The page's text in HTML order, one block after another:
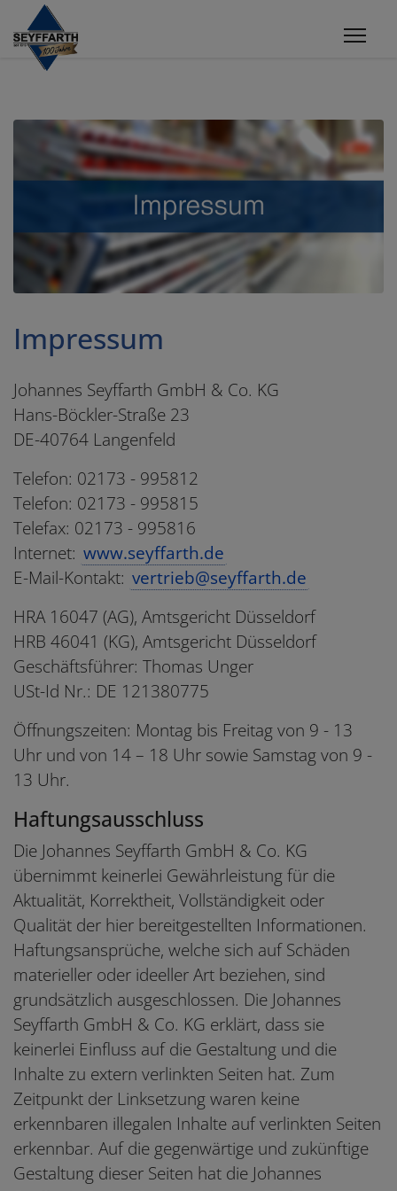
Impressum
Johannes Seyffarth GmbH & Co. KG
Hans-Böckler-Straße 23
DE-40764 Langenfeld
Telefon: 02173 - 995812
Telefon: 02173 - 995815
Telefax: 02173 - 995816
Internet: www.seyffarth.de
E-Mail-Kontakt: vertrieb@seyffarth.de
HRA 16047 (AG), Amtsgericht Düsseldorf
HRB 46041 (KG), Amtsgericht Düsseldorf
Geschäftsführer: Thomas Unger
USt-Id Nr.: DE 121380775
Öffnungszeiten: Montag bis Freitag von 9 - 13
Uhr und von 14 – 18 Uhr sowie Samstag von 9 -
13 Uhr.
Haftungsausschluss
Die Johannes Seyffarth GmbH & Co. KG
übernimmt keinerlei Gewährleistung für die
Aktualität, Korrektheit, Vollständigkeit oder
Qualität der hier bereitgestellten Informationen.
Haftungsansprüche, welche sich auf Schäden
materieller oder ideeller Art beziehen, sind
grundsätzlich ausgeschlossen. Die Johannes
Seyffarth GmbH & Co. KG erklärt, dass sie
keinerlei Einfluss auf die Gestaltung und die
Inhalte zu extern verlinkten Seiten hat. Zum
Zeitpunkt der Linksetzung waren keine
erkennbaren illegalen Inhalte auf verlinkten Seiten
erkennbar. Auf die gegenwärtige und zukünftige
Gestaltung dieser Seiten hat die Johannes